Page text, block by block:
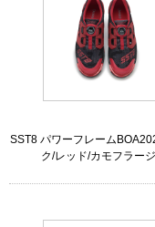
SST8 パワーフレーム
ク/レッド/カモフラー